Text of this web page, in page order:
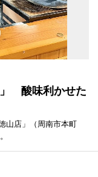
」 酸味利かせた
山店」（周南市本町